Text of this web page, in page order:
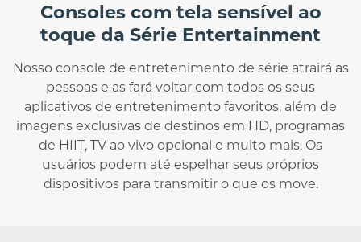
Consoles com tela sensível ao
toque da Série Entertainment
Nosso console de entretenimento de série atrairá as
pessoas e as fará voltar com todos os seus
aplicativos de entretenimento favoritos, além de
imagens exclusivas de destinos em HD, programas
de HIIT, TV ao vivo opcional e muito mais. Os
usuários podem até espelhar seus próprios
dispositivos para transmitir o que os move.